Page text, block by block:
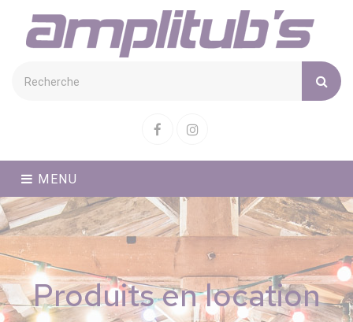
FacebookInstagram
MENU
Produits en location
Cookies management panel